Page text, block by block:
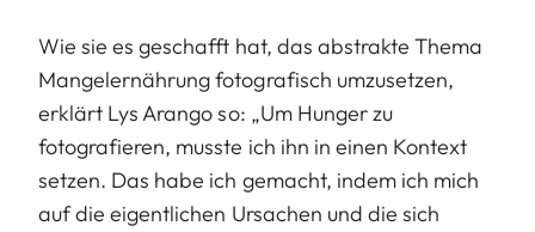
Wie sie es geschafft hat, das abstrakte Thema
Mangelernährung fotografisch umzusetzen,
erklärt Lys Arango so: „Um Hunger zu
fotografieren, musste ich ihn in einen Kontext
setzen. Das habe ich gemacht, indem ich mich
auf die eigentlichen Ursachen und die sich